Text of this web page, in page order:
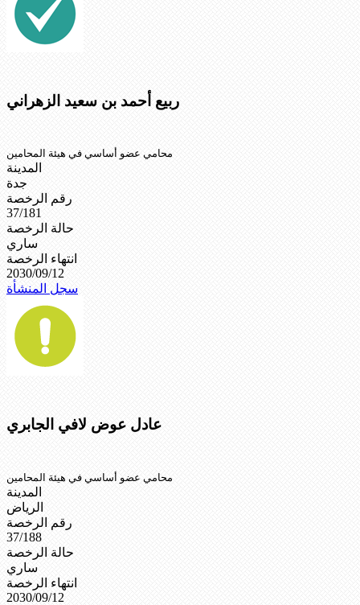
ربيع أحمد بن سعيد الزهراني
محامي عضو أساسي في هيئة المحامين
المدينة
جدة
رقم الرخصة
37/181
حالة الرخصة
ساري
انتهاء الرخصة
2030/09/12
سجل المنشأة
عادل عوض لافي الجابري
محامي عضو أساسي في هيئة المحامين
المدينة
الرياض
رقم الرخصة
37/188
حالة الرخصة
ساري
انتهاء الرخصة
2030/09/12